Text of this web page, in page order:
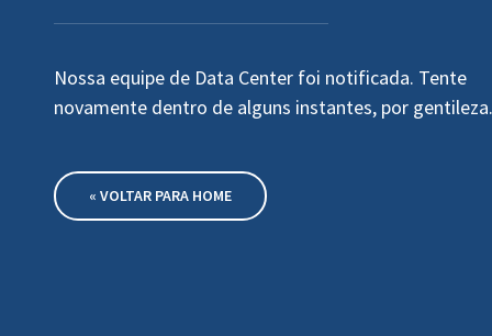
Nossa equipe de Data Center foi notificada. Tente
novamente dentro de alguns instantes, por gentileza.
« VOLTAR PARA HOME